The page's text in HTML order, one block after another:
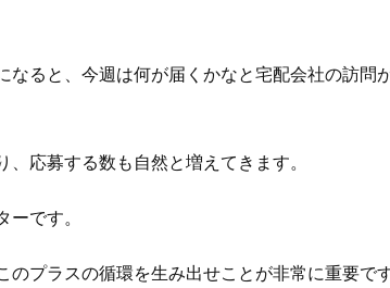
ると、今週は何が届くかなと宅配会社の訪問
応募する数も自然と増えてきます。
です。
プラスの循環を生み出せことが非常に重要です